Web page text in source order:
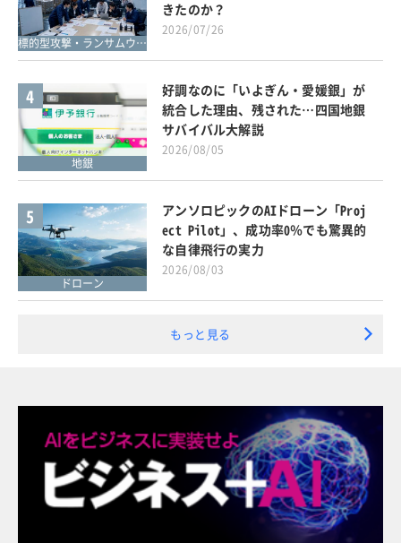
標的型攻撃・ランサムウェア対策
きたのか？
2026/07/26
4
地銀
好調なのに「いよぎん・愛媛銀」が
統合した理由、残された…四国地銀
サバイバル大解説
2026/08/05
5
ドローン
アンソロピックのAIドローン「Proj
ect Pilot」、成功率0％でも驚異的
な自律飛行の実力
2026/08/03
もっと見る